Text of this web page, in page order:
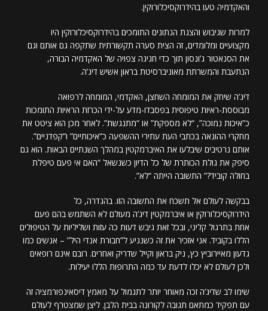
והאקדמיה טעו בהידרוקסיכלורוקין.
למרות שגיבוש והצגת הנתונים התומכים בהידרוקסיכלורוקין היו
מקצועיים ומלומדים, זה הצית סערה תקשורתית שתקפה גם אותם וגם
את הסנאטור ג’ונסון תוך כדי חגיגה צפויה של האקדמיה הבורה,
הנתעבת והמשרתת מאוניברסיטת בראון אשיש דיג’ה.
דיג’ה שיחק את המומחה השחצן, האקדמי, המומחה לרפואה
מבוססת-ראיות טיפוסית בפסבדו-מדע על-ידי הכרזת הראיות התומכות
כ”איכות נמוכה”, “לא מספקת” או “מתנגשת”. לאחר מכן הוא ציטט את
מחקרי ההונאה בכתבי העת עתירי ההשפעה כ”איכותיים” ו”קפדניים”.
אותם נרטיבים שיבלעו את האיברמקטין במהלך השנתיים הבאות. הוא גם
סיפק את גולת הכותרת של כל הדיון כשנשאל “האם אי פעם טיפלת
בחולה קוביד?” התשובה הייתה “לא”.
בבקשה לעולם אל תשכח את התשובה הזו. בהגדרה, כל
הידרוקסיכלורוקין או איברמקטין דיג’ה מעולם לא השתמש בהם פעם
אחת בתרגול קליני, ובכל זאת גיבש דעות כה עזות ושליליות על הטיפולים
הללו בקוביד. אני אזכיר את זה כשנגיע ל”חבורת אנדי היל” – אנשים כמו
גדעון מאיירוביץ כץ, ניק בראון וקייל שדריק ואחרים. רובם אינם רופאים
ולכן לעולם לא יכלו לדעת עד כמה התרופות הללו יעילות.
שימו לב שדיג’ה זכה מאוחר יותר לתגמול על מאמץ דיסאינפורמציה זה
עם תפקיד כמתאם תגובה לקורונה בבית הלבן. ליצן שמצטרף לעולם